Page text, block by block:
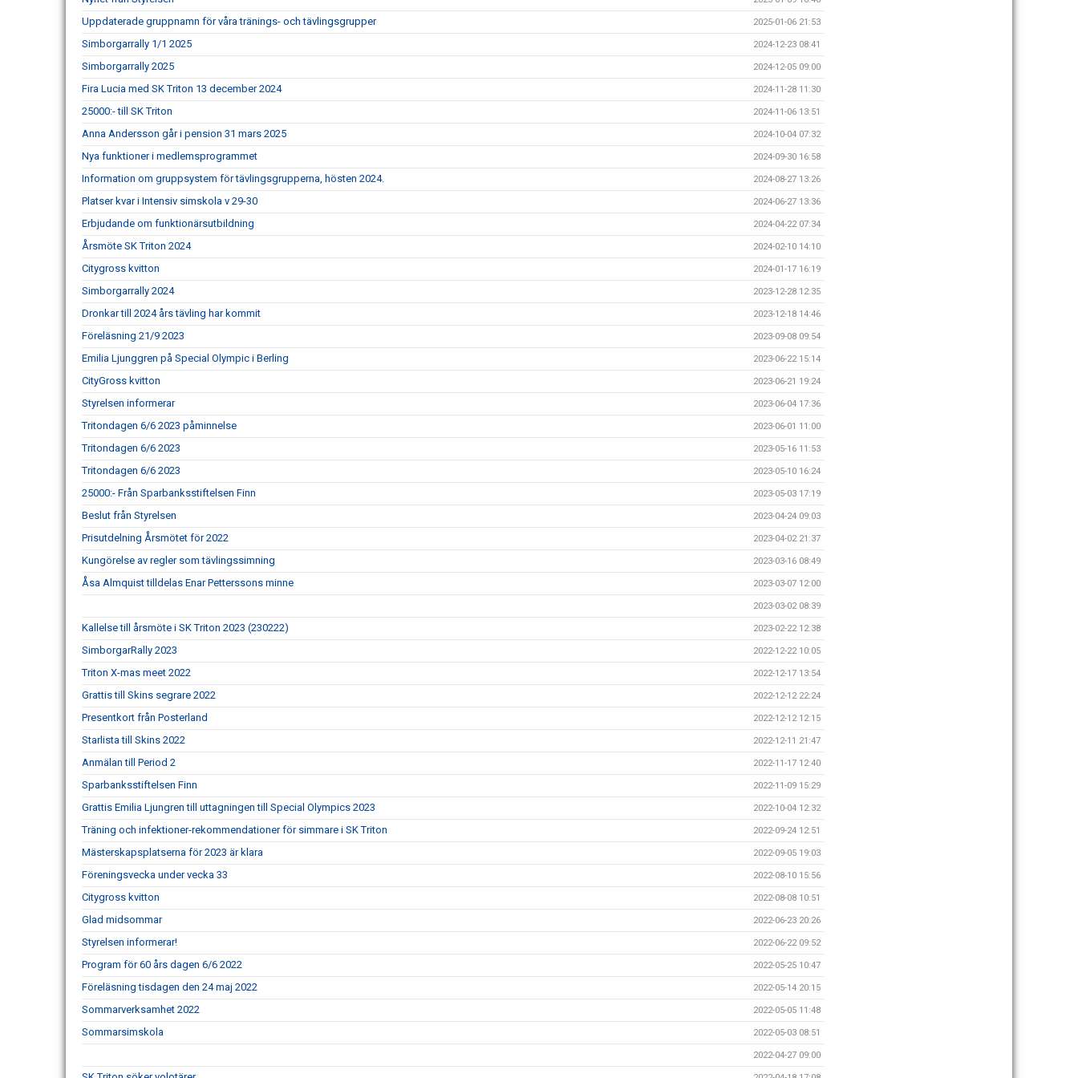
Uppdaterade gruppnamn för våra tränings- och tävlingsgrupper 2025-01-06 21:53
Simborgarrally 1/1 2025 2024-12-23 08:41
Simborgarrally 2025 2024-12-05 09:00
Fira Lucia med SK Triton 13 december 2024 2024-11-28 11:30
25000:- till SK Triton 2024-11-06 13:51
Anna Andersson går i pension 31 mars 2025 2024-10-04 07:32
Nya funktioner i medlemsprogrammet 2024-09-30 16:58
Information om gruppsystem för tävlingsgrupperna, hösten 2024. 2024-08-27 13:26
Platser kvar i Intensiv simskola v 29-30 2024-06-27 13:36
Erbjudande om funktionärsutbildning 2024-04-22 07:34
Årsmöte SK Triton 2024 2024-02-10 14:10
Citygross kvitton 2024-01-17 16:19
Simborgarrally 2024 2023-12-28 12:35
Dronkar till 2024 års tävling har kommit 2023-12-18 14:46
Föreläsning 21/9 2023 2023-09-08 09:54
Emilia Ljunggren på Special Olympic i Berling 2023-06-22 15:14
CityGross kvitton 2023-06-21 19:24
Styrelsen informerar 2023-06-04 17:36
Tritondagen 6/6 2023 påminnelse 2023-06-01 11:00
Tritondagen 6/6 2023 2023-05-16 11:53
Tritondagen 6/6 2023 2023-05-10 16:24
25000:- Från Sparbanksstiftelsen Finn 2023-05-03 17:19
Beslut från Styrelsen 2023-04-24 09:03
Prisutdelning Årsmötet för 2022 2023-04-02 21:37
Kungörelse av regler som tävlingssimning 2023-03-16 08:49
Åsa Almquist tilldelas Enar Petterssons minne 2023-03-07 12:00
2023-03-02 08:39
Kallelse till årsmöte i SK Triton 2023 (230222) 2023-02-22 12:38
SimborgarRally 2023 2022-12-22 10:05
Triton X-mas meet 2022 2022-12-17 13:54
Grattis till Skins segrare 2022 2022-12-12 22:24
Presentkort från Posterland 2022-12-12 12:15
Starlista till Skins 2022 2022-12-11 21:47
Anmälan till Period 2 2022-11-17 12:40
Sparbanksstiftelsen Finn 2022-11-09 15:29
Grattis Emilia Ljungren till uttagningen till Special Olympics 2023 2022-10-04 12:32
Träning och infektioner-rekommendationer för simmare i SK Triton 2022-09-24 12:51
Mästerskapsplatserna för 2023 är klara 2022-09-05 19:03
Föreningsvecka under vecka 33 2022-08-10 15:56
Citygross kvitton 2022-08-08 10:51
Glad midsommar 2022-06-23 20:26
Styrelsen informerar! 2022-06-22 09:52
Program för 60 års dagen 6/6 2022 2022-05-25 10:47
Föreläsning tisdagen den 24 maj 2022 2022-05-14 20:15
Sommarverksamhet 2022 2022-05-05 11:48
Sommarsimskola 2022-05-03 08:51
2022-04-27 09:00